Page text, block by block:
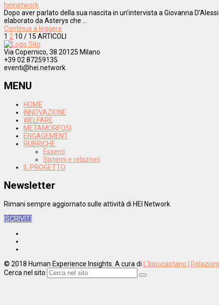
heinetwork
Dopo aver parlato della sua nascita in un'intervista a Giovanna
elaborato da Asterys che ...
Continua a leggere
1 2 10 / 15 ARTICOLI
Via Copernico, 38 20125 Milano
+39 02 87259135
eventi@hei.network
MENU
HOME
INNOVAZIONE
WELFARE
METAMORFOSI
ENGAGEMENT
RUBRICHE
Esserci
Sistemi e relazioni
IL PROGETTO
Newsletter
Rimani sempre aggiornato sulle attività di HEI Network
ISCRIVITI
© 2018 Human Experience Insights. A cura di L'Ippocastano |
Cerca nel sito